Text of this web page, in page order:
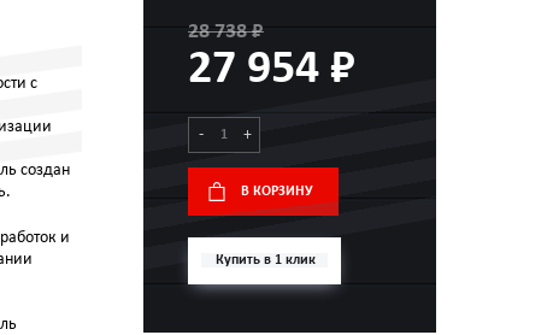
с
создан
и
28 738 ₽
27 954 ₽
- +
В КОРЗИНУ
Купить в 1 клик